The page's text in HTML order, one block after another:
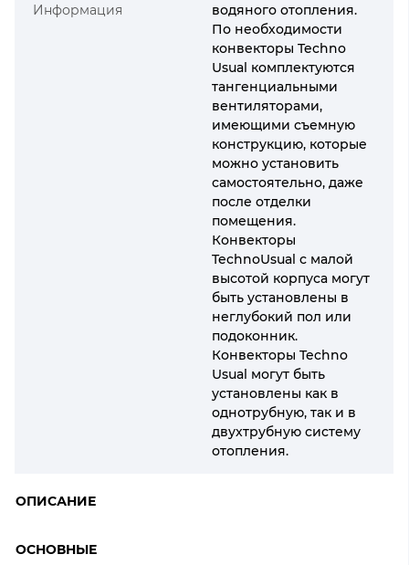
Информация
водяного отопления.
По необходимости
конвекторы Techno
Usual комплектуются
тангенциальными
вентиляторами,
имеющими съемную
конструкцию, которые
можно установить
самостоятельно, даже
после отделки
помещения.
Конвекторы
TechnoUsual с малой
высотой корпуса могут
быть установлены в
неглубокий пол или
подоконник.
Конвекторы Techno
Usual могут быть
установлены как в
однотрубную, так и в
двухтрубную систему
отопления.
ОПИСАНИЕ
ОСНОВНЫЕ